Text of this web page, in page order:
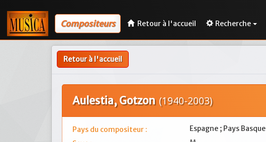
Compositeurs Retour à l'accueil Recherche
Retour à l'accueil
Aulestia, Gotzon (1940-2003)
Pays du compositeur :
Espagne ; Pays Basque